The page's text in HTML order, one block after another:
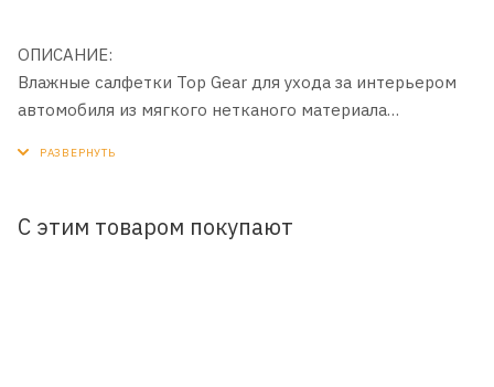
ОПИСАНИЕ:
Влажные салфетки Top Gear для ухода за интерьером
автомобиля из мягкого нетканого материала
грязи, пыли, других загрязнений. Восстанавливают цвет
С этим товаром покупают